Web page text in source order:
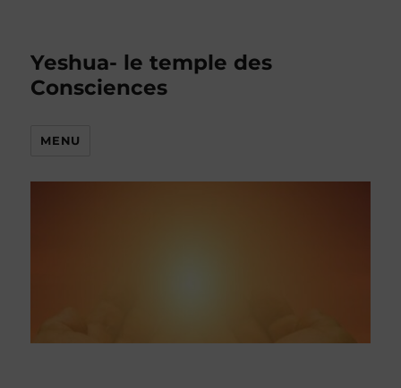
Yeshua- le temple des
Consciences
MENU